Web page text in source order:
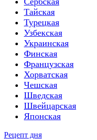
Тайская
Турецкая
Узбекская
Украинская
Финская
Французская
Хорватская
Чешская
Шведская
Швейцарская
Японская
Рецепт дня